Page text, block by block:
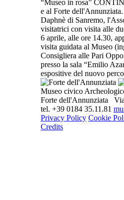
“Museo in rosa”
e al Forte
Daphnè di Sanremo,
visitatrici con visita alle
6 aprile, alle ore 14.30,
visita guidata al Museo
Consigliera alle Pari
presso la sala “Emilio
espositive del nuovo
Museo civico
Forte dell'Annunziata
tel. +39 0184 35.11.81
Privacy Policy Cookie
Credits